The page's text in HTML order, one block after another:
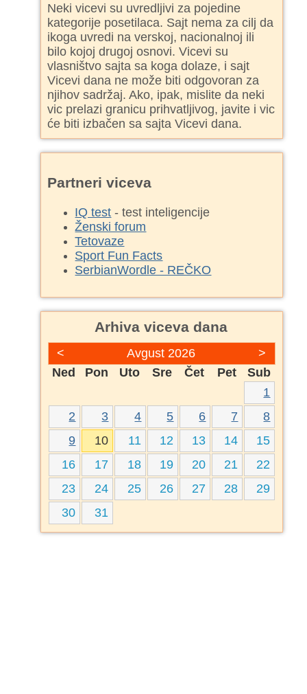
Neki vicevi su uvredljivi za pojedine
kategorije posetilaca. Sajt nema za cilj da
ikoga uvredi na verskoj, nacionalnoj ili
bilo kojoj drugoj osnovi. Vicevi su
vlasništvo sajta sa koga dolaze, i sajt
Vicevi dana ne može biti odgovoran za
njihov sadržaj. Ako, ipak, mislite da neki
vic prelazi granicu prihvatljivog, javite i vic
će biti izbačen sa sajta Vicevi dana.
Partneri viceva
IQ test - test inteligencije
Ženski forum
Tetovaze
Sport Fun Facts
SerbianWordle - REČKO
Arhiva viceva dana
< >
Avgust 2026
Ned
Pon Uto Sre Čet Pet
Sub
1
2
3 4 5 6 7
8
9
10 11 12 13 14
15
16
17 18 19 20 21
22
23
24 25 26 27 28
29
30
31